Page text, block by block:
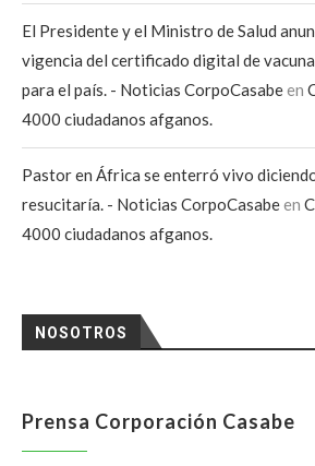
El Presidente y el Ministro de Salud
vigencia del certificado digital de
para el país. - Noticias CorpoCasabeen
4000 ciudadanos afganos.
Pastor en África se enterró vivo
resucitaría. - Noticias CorpoCasabeen
4000 ciudadanos afganos.
NOSOTROS
Prensa Corporación Casabe